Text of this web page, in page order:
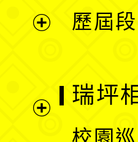
單
選
歷屆
瑞坪
校園